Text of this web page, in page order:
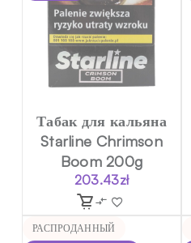
Табак для кальяна
Starline Chrimson
Boom 200g
203.43zł
РАСПРОДАННЫЙ